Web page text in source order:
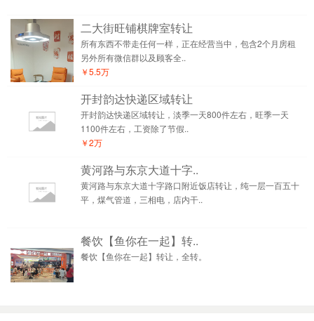
二大街旺铺棋牌室转让
所有东西不带走任何一样，正在经营当中，包含2个月房租
另外所有微信群以及顾客全..
￥5.5万
开封韵达快递区域转让
开封韵达快递区域转让，淡季一天800件左右，旺季一天
1100件左右，工资除了节假..
￥2万
黄河路与东京大道十字..
黄河路与东京大道十字路口附近饭店转让，纯一层一百五十
平，煤气管道，三相电，店内干..
餐饮【鱼你在一起】转..
餐饮【鱼你在一起】转让，全转。